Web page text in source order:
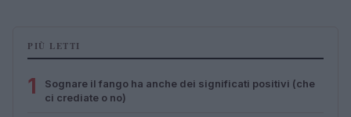
PIÙ LETTI
1
Sognare il fango ha anche dei significati positivi (che
ci crediate o no)